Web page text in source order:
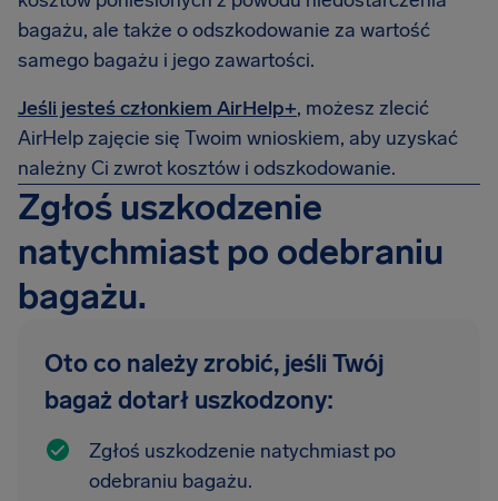
bagażu, ale także o odszkodowanie za wartość
samego bagażu i jego zawartości.
Jeśli jesteś członkiem AirHelp+, możesz zlecić
AirHelp zajęcie się Twoim wnioskiem, aby uzyskać
należny Ci zwrot kosztów i odszkodowanie.
Zgłoś uszkodzenie
natychmiast po odebraniu
bagażu.
Oto co należy zrobić, jeśli Twój
bagaż dotarł uszkodzony:
Zgłoś uszkodzenie natychmiast po
odebraniu bagażu.